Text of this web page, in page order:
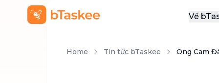
Về
Home Tin tức bTaskee Ong Cam